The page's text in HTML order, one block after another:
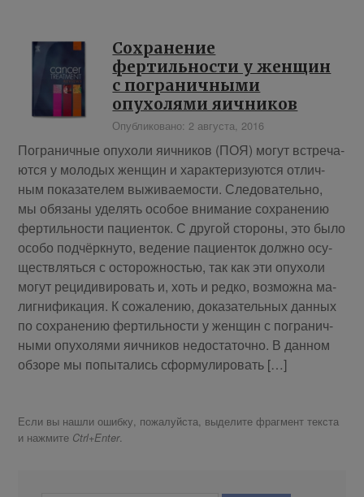
Сохранение
фертильности у женщин
с пограничными
опухолями яичников
Опубликовано: 2 августа, 2016
По­гра­нич­ные опу­хо­ли яич­ни­ков (ПОЯ) мо­гут встре­ча­
ют­ся у мо­ло­дых жен­щин и ха­рак­те­ри­зу­ют­ся от­лич­
ным по­ка­за­те­лем вы­жи­ва­е­мо­сти. Сле­до­ва­тель­но,
мы обя­за­ны уде­лять осо­бое вни­ма­ние со­хра­не­нию
фер­тиль­но­сти па­ци­ен­ток. С дру­гой сто­ро­ны, это бы­ло
осо­бо под­чёрк­ну­то, ве­де­ние па­ци­ен­ток долж­но осу­
ществ­лять­ся с осто­рож­но­стью, так как эти опу­хо­ли
мо­гут ре­ци­ди­ви­ро­вать и, хоть и ред­ко, воз­мож­на ма­
лиг­ни­фи­ка­ция. К со­жа­ле­нию, до­ка­за­тель­ных дан­ных
по со­хра­не­нию фер­тиль­но­сти у жен­щин с по­гра­нич­
ны­ми опу­хо­ля­ми яич­ни­ков недо­ста­точ­но. В дан­ном
об­зо­ре мы по­пы­та­лись сфор­му­ли­ро­вать […]
Если вы нашли ошибку, пожалуйста, выделите фрагмент текста
и нажмите Ctrl+Enter.